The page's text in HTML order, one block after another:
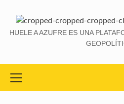
HUELE A AZUFRE ES UNA